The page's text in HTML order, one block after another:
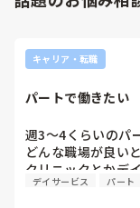
新人さんが可愛そ
が何か処置をして
がいいんじゃない
早く色々覚えたい
はPNS云々よりも
が、ほとんどの新
うか？？
キャリア・転職
パートで働きたい
週3〜4くらいのパ
どんな職場が良い
クリニックとかデ
デイサービス パート